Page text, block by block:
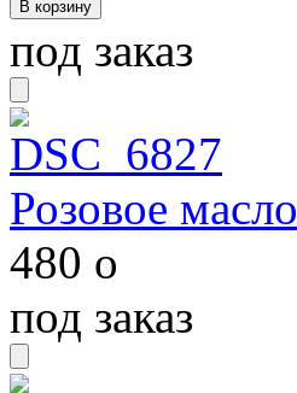
под заказ
Розовое масло
480 o
под заказ